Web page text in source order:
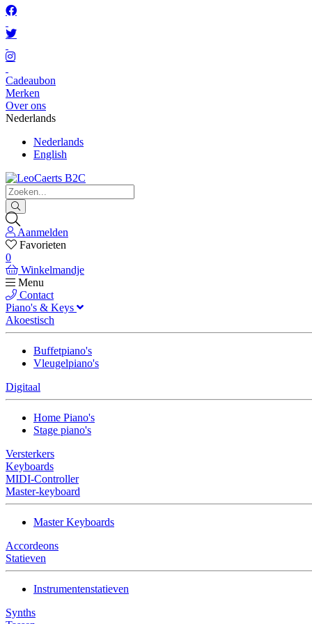
Cadeaubon
Merken
Over ons
Nederlands
Nederlands
English
Aanmelden
Favorieten
0
Winkelmandje
Menu
Contact
Piano's & Keys
Akoestisch
Buffetpiano's
Vleugelpiano's
Digitaal
Home Piano's
Stage piano's
Versterkers
Keyboards
MIDI-Controller
Master-keyboard
Master Keyboards
Accordeons
Statieven
Instrumentenstatieven
Synths